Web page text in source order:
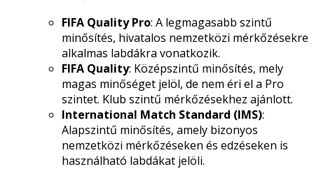
FIFA Quality Pro: A legmagasabb szintű
minősítés, hivatalos nemzetközi mérkőzésekre
alkalmas labdákra vonatkozik.
FIFA Quality: Középszintű minősítés, mely
magas minőséget jelöl, de nem éri el a Pro
szintet. Klub szintű mérkőzésekhez ajánlott.
International Match Standard (IMS):
Alapszintű minősítés, amely bizonyos
nemzetközi mérkőzéseken és edzéseken is
használható labdákat jelöli.